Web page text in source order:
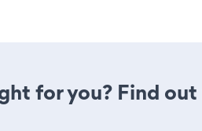
for you? Find